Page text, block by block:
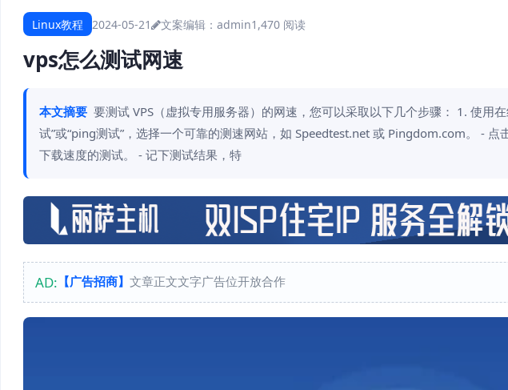
Linux教程 2024-05-21 文案编辑：admin1,470 阅读
vps怎么测试网速
本文摘要 要测试 VPS（虚拟专用服务器）的网速，您可以采取以下几个步骤： 1. 使用
试”或“ping测试”，选择一个可靠的测速网站，如 Speedtest.net 或 Pingdom.com。 - 点
下载速度的测试。 - 记下测试结果，特
AD: 【广告招商】 文章正文文字广告位开放合作